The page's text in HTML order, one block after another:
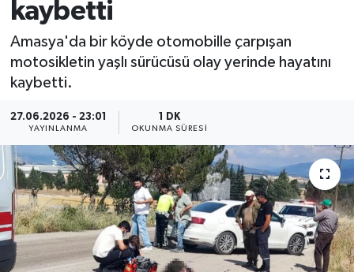
kaybetti
Amasya'da bir köyde otomobille çarpışan
motosikletin yaşlı sürücüsü olay yerinde hayatını
kaybetti.
27.06.2026 - 23:01
YAYINLANMA
1 DK
OKUNMA SÜRESI